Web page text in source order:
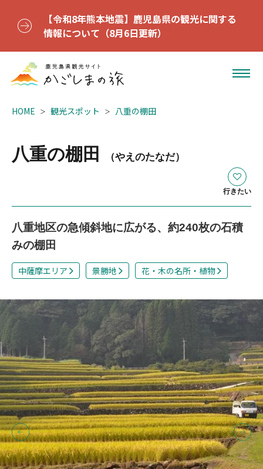
【令和8年熊本地震】鹿児島県の観光に関する
情報について（8月6日更新）
HOME 観光スポット 八重の棚田
八重の棚田 （やえのたなだ）
行きたい
八重地区の急傾斜地に広がる、約240枚の石積
みの棚田
中薩摩エリア 景勝地 花・木の名所・植物